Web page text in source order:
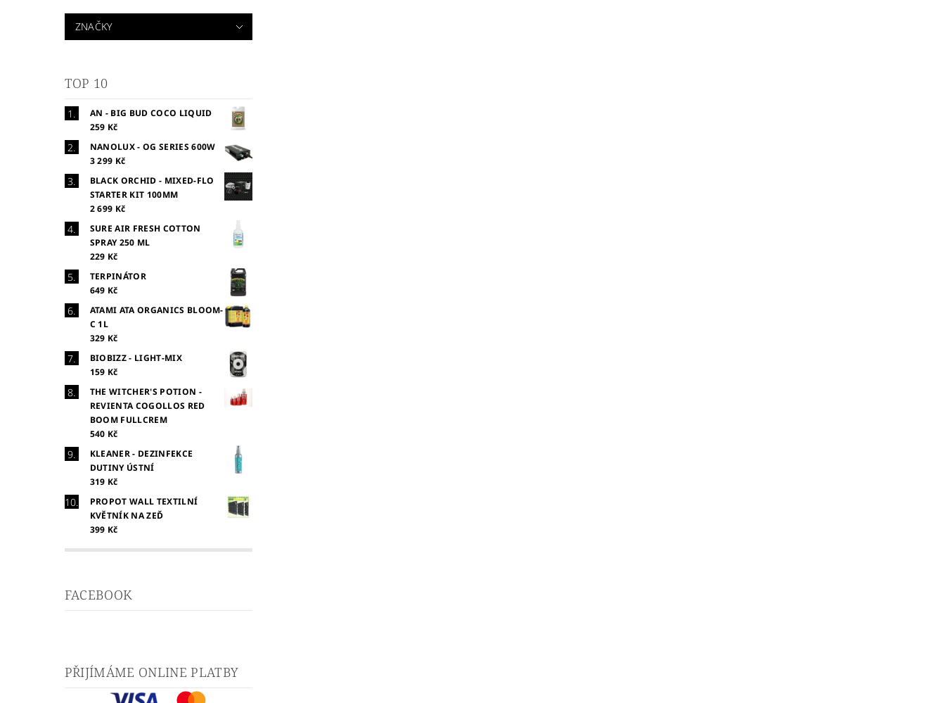
ZNAČKY
TOP 10
AN - BIG BUD COCO LIQUID
259 Kč
NANOLUX - OG SERIES 600W
3 299 Kč
BLACK ORCHID - MIXED-FLO
STARTER KIT 100MM
2 699 Kč
SURE AIR FRESH COTTON
SPRAY 250 ML
229 Kč
TERPINÁTOR
649 Kč
ATAMI ATA ORGANICS BLOOM-
C 1L
329 Kč
BIOBIZZ - LIGHT-MIX
159 Kč
THE WITCHER'S POTION -
REVIENTA COGOLLOS RED
BOOM FULLCREM
540 Kč
KLEANER - DEZINFEKCE
DUTINY ÚSTNÍ
319 Kč
PROPOT WALL TEXTILNÍ
KVĚTNÍK NA ZEĎ
399 Kč
FACEBOOK
PŘIJÍMÁME ONLINE PLATBY